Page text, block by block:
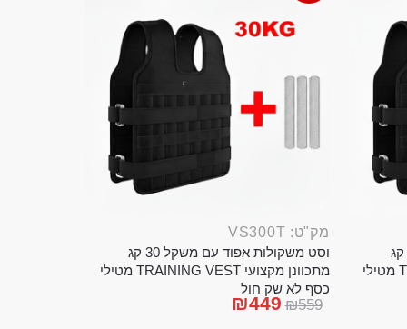
וסט משקולות אפוד עם משקל 20 קג
מתכוונן מקצועי TRAINING VEST מטילי
מק"ט: VS300T
וסט משקולות אפוד עם משקל 30 קג
מתכוונן מקצועי TRAINING VEST מטילי
כסף לא שק חול
₪559
₪449